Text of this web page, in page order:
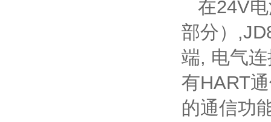
在24V电
部分）
端, 电气连
有HART
的通信功